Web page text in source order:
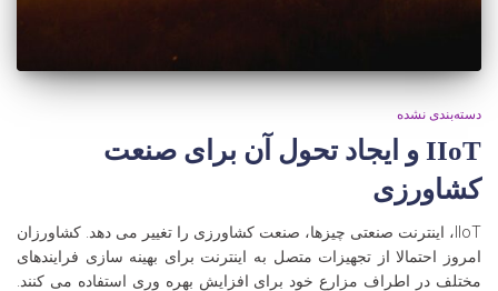
دسته‌بندی نشده
IIoT و ایجاد تحول آن برای صنعت
کشاورزی
IIoT، اینترنت صنعتی چیزها، صنعت کشاورزی را تغییر می دهد. کشاورزان
امروز احتمالا از تجهیزات متصل به اینترنت برای بهینه سازی فرایندهای
مختلف در اطراف مزارع خود برای افزایش بهره وری استفاده می کنند.